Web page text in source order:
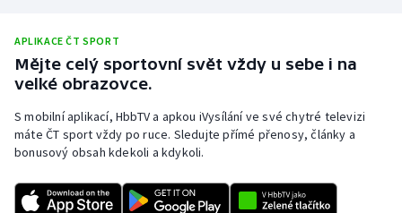
Rychlobruslení
Rychlostní kanoistika
Short track
Sportovní střelba
APLIKACE ČT SPORT
Mějte celý sportovní svět vždy u sebe i na
velké obrazovce.
S mobilní aplikací, HbbTV a apkou iVysílání ve své chytré televizi
máte ČT sport vždy po ruce. Sledujte přímé přenosy, články a
bonusový obsah kdekoli a kdykoli.